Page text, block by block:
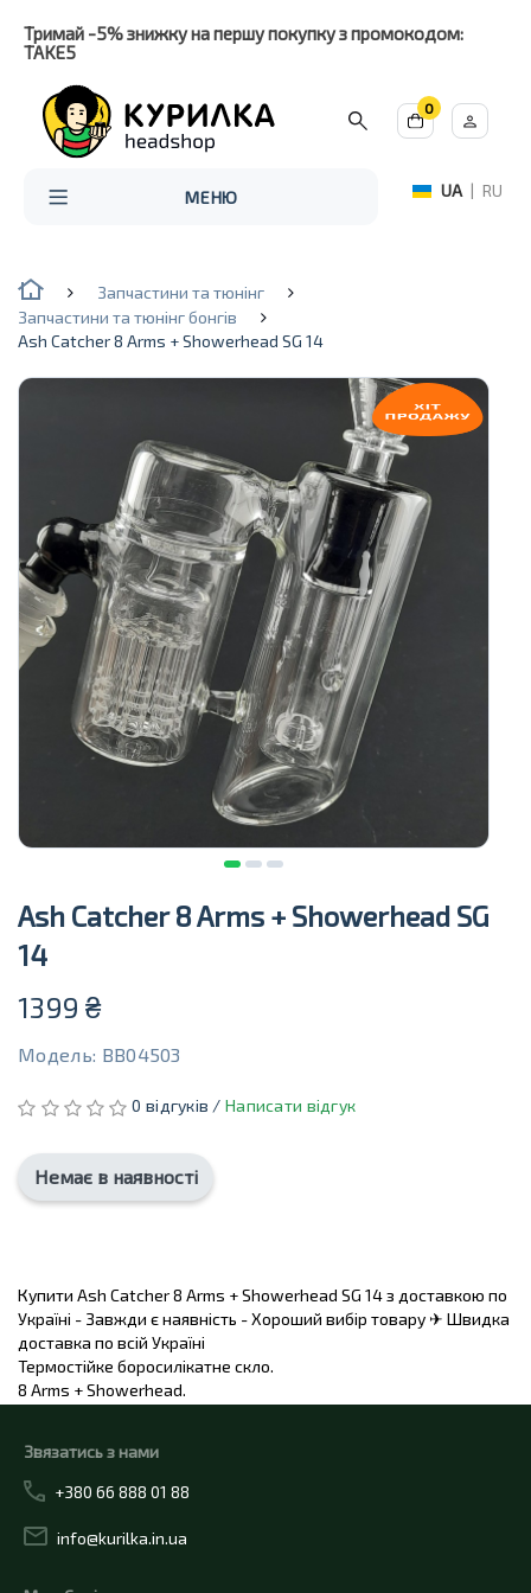
Тримай -5% знижку на першу покупку з промокодом:
TAKE5
0
МЕНЮ UA | RU
Запчастини та тюнінг
Запчастини та тюнінг бонгів
Ash Catcher 8 Arms + Showerhead SG 14
Ash Catcher 8 Arms + Showerhead SG
14
1399 ₴
Модель: BB04503
0 відгуків /Написати відгук
Немає в наявності
Купити Ash Catcher 8 Arms + Showerhead SG 14 з доставкою по
Україні - Завжди є наявність - Хороший вибір товару ✈ Швидка
доставка по всій Україні
Термостійке боросилікатне скло.
8 Arms + Showerhead.
Звязатись з нами
+380 66 888 01 88
info@kurilka.in.ua